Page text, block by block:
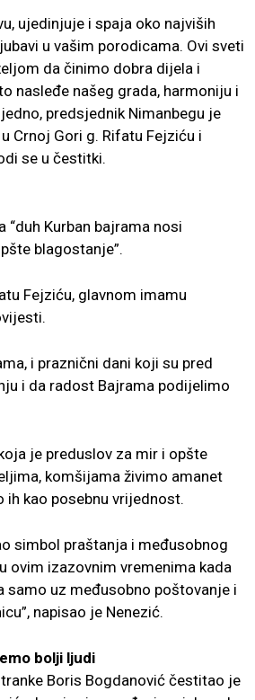
ujedinjuje i spaja oko najviših
u vašim porodicama. Ovi sveti
da činimo dobra dijela i
nasleđe našeg grada, harmoniju i
predsjednik Nimanbegu je
Crnoj Gori g. Rifatu Fejziću i
se u čestitki.
“duh Kurban bajrama nosi
blagostanje”.
Fejziću, glavnom imamu
i praznični dani koji su pred
i da radost Bajrama podijelimo
je preduslov za mir i opšte
komšijama živimo amanet
kao posebnu vrijednost.
simbol praštanja i međusobnog
ovim izazovnim vremenima kada
samo uz međusobno poštovanje i
napisao je Nenezić.
bolji ljudi
Boris Bogdanović čestitao je